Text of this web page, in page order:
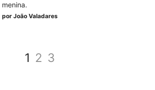
menina.
por João Valadares
1 2 3